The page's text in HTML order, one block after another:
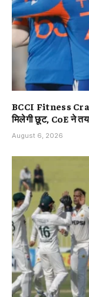
BCCI Fitness
मिलेगी छूट, CoE ने
August 6, 2026